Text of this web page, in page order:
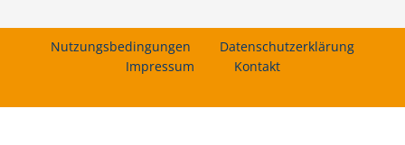
Nutzungsbedingungen
Datenschutzerklärung
Impressum
Kontakt